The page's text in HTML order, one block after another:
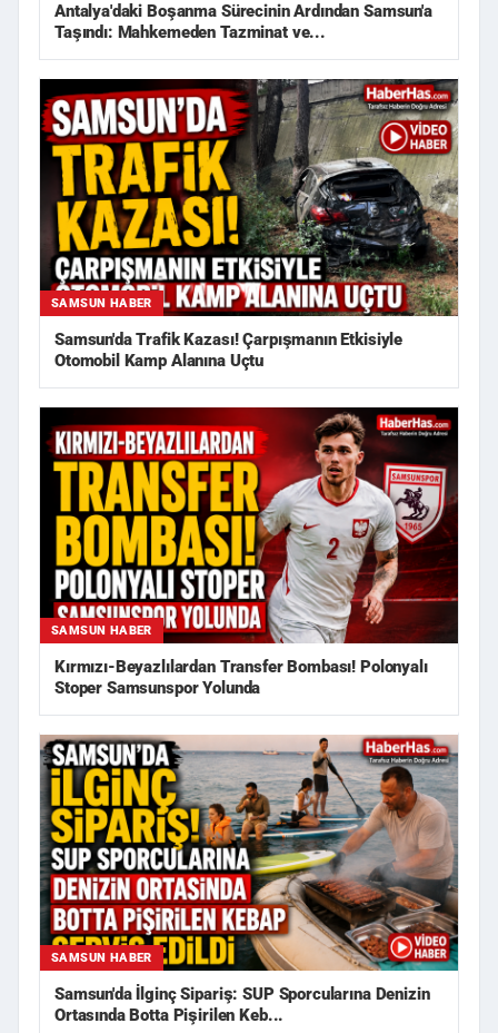
Antalya'daki Boşanma Sürecinin Ardından Samsun'a
Taşındı: Mahkemeden Tazminat ve...
SAMSUN HABER
Samsun'da Trafik Kazası! Çarpışmanın Etkisiyle
Otomobil Kamp Alanına Uçtu
SAMSUN HABER
Kırmızı-Beyazlılardan Transfer Bombası! Polonyalı
Stoper Samsunspor Yolunda
SAMSUN HABER
Samsun'da İlginç Sipariş: SUP Sporcularına Denizin
Ortasında Botta Pişirilen Keb...